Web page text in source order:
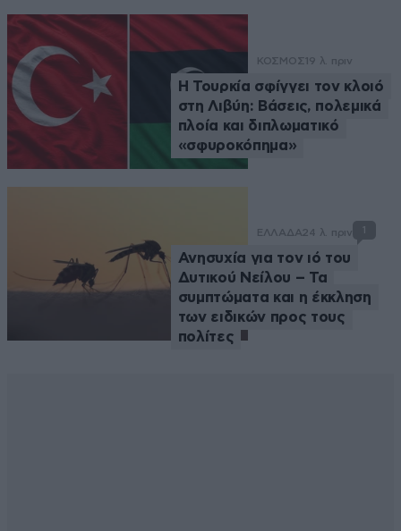
ΚΟΣΜΟΣ 19 λ. πριν
Η Τουρκία σφίγγει τον κλοιό
στη Λιβύη: Βάσεις, πολεμικά
πλοία και διπλωματικό
«σφυροκόπημα»
ΕΛΛΑΔΑ24 λ. πριν 1
Ανησυχία για τον ιό του
Δυτικού Νείλου – Τα
συμπτώματα και η έκκληση
των ειδικών προς τους
πολίτες